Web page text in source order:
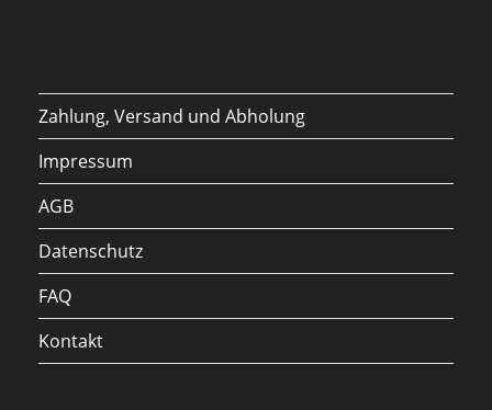
Zahlung, Versand und Abholung
Impressum
AGB
Datenschutz
FAQ
Kontakt